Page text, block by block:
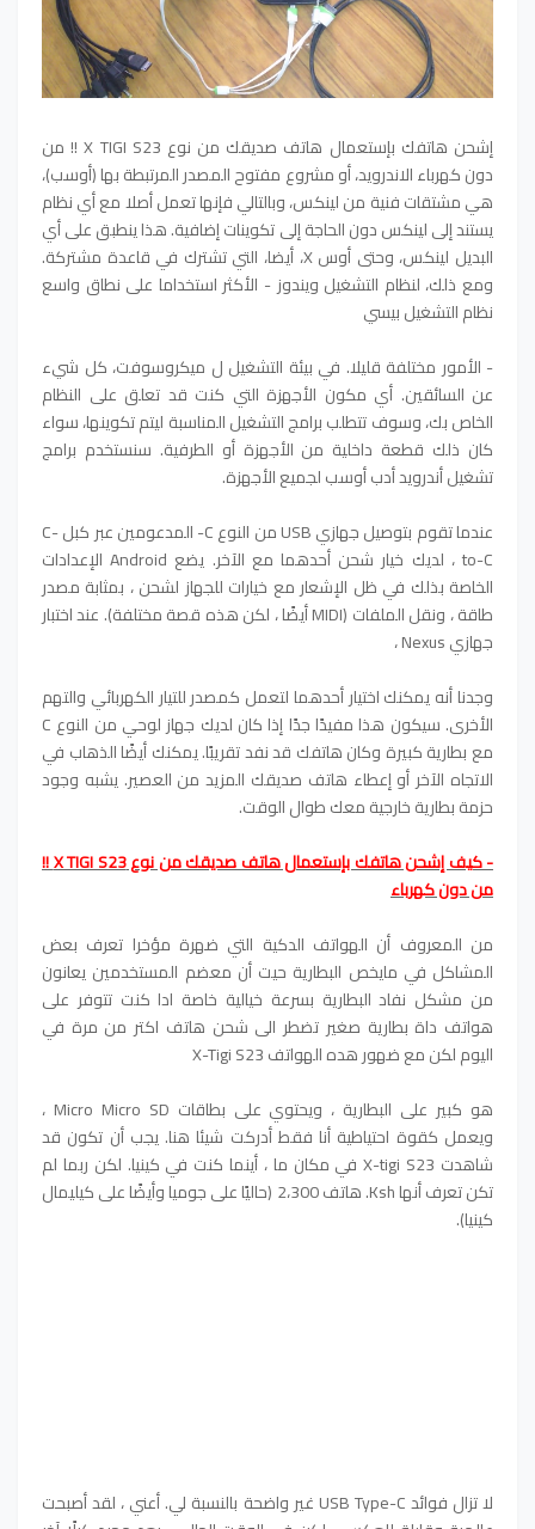
إشحن هاتفك بإستعمال هاتف صديقك من نوع X TIGI S23 !! من
دون كهرباء الاندرويد، أو مشروع مفتوح المصدر المرتبطة بها (أوسب)،
هي مشتقات فنية من لينكس، وبالتالي فإنها تعمل أصلا مع أي نظام
يستند إلى لينكس دون الحاجة إلى تكوينات إضافية. هذا ينطبق على أي
البديل لينكس، وحتى أوس X، أيضا، التي تشترك في قاعدة مشتركة.
ومع ذلك، لنظام التشغيل ويندوز - الأكثر استخداما على نطاق واسع
نظام التشغيل بيسي
- الأمور مختلفة قليلا. في بيئة التشغيل ل ميكروسوفت، كل شيء
عن السائقين. أي مكون الأجهزة التي كنت قد تعلق على النظام
الخاص بك، وسوف تتطلب برامج التشغيل المناسبة ليتم تكوينها، سواء
كان ذلك قطعة داخلية من الأجهزة أو الطرفية. سنستخدم برامج
تشغيل أندرويد أدب أوسب لجميع الأجهزة.
عندما تقوم بتوصيل جهازي USB من النوع C- المدعومين عبر كبل C-
to-C ، لديك خيار شحن أحدهما مع الآخر. يضع Android الإعدادات
الخاصة بذلك في ظل الإشعار مع خيارات للجهاز لشحن ، بمثابة مصدر
طاقة ، ونقل الملفات (MIDI أيضًا ، لكن هذه قصة مختلفة). عند اختبار
جهازي Nexus ،
وجدنا أنه يمكنك اختيار أحدهما لتعمل كمصدر للتيار الكهربائي والتهم
الأخرى. سيكون هذا مفيدًا جدًا إذا كان لديك جهاز لوحي من النوع C
مع بطارية كبيرة وكان هاتفك قد نفد تقريبًا. يمكنك أيضًا الذهاب في
الاتجاه الآخر أو إعطاء هاتف صديقك المزيد من العصير. يشبه وجود
حزمة بطارية خارجية معك طوال الوقت.
- كيف إشحن هاتفك بإستعمال هاتف صديقك من نوع X TIGI S23 !!
من دون كهرباء
من المعروف أن الهواتف الدكية التي ضهرة مؤخرا تعرف بعض
المشاكل في مايخص البطارية حيت أن معضم المستخدمين يعانون
من مشكل نفاد البطارية بسرعة خيالية خاصة ادا كنت تتوفر على
هواتف داة بطارية صغير تضطر الى شحن هاتف اكتر من مرة في
اليوم لكن مع ضهور هده الهواتف X-Tigi S23
هو كبير على البطارية ، ويحتوي على بطاقات Micro Micro SD ،
ويعمل كقوة احتياطية أنا فقط أدركت شيئا هنا. يجب أن تكون قد
شاهدت X-tigi S23 في مكان ما ، أينما كنت في كينيا. لكن ربما لم
تكن تعرف أنها Ksh. هاتف 2،300 (حاليًا على جوميا وأيضًا على كيليمال
كينيا).
لا تزال فوائد USB Type-C غير واضحة بالنسبة لي. أعني ، لقد أصبحت